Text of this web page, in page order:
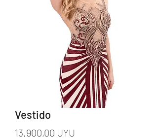
Vestido
13.900,00 UYU